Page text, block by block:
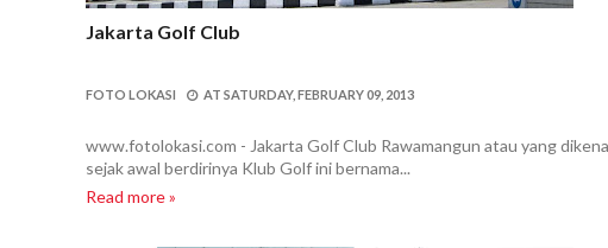
Jakarta Golf Club
FOTO LOKASI AT SATURDAY, FEBRUARY 09, 2013
www.fotolokasi.com - Jakarta Golf Club Rawamangun atau yang
sejak awal berdirinya Klub Golf ini bernama...
Read more »